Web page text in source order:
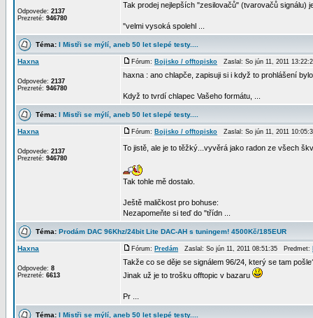
Odpovede: 2137
Prezreté: 946780
Tak prodej nejlepších "zesilovačů" (tvarovačů signálu)
"velmi vysoká spolehl ...
Téma: I Mistři se mýlí, aneb 50 let slepé testy....
Haxna
Odpovede: 2137
Prezreté: 946780
Fórum: Bojisko / offtopisko Zaslal: So jún 11, 2011
haxna : ano chlapče, zapisuji si i když to prohlášení
Když to tvrdí chlapec Vašeho formátu, ...
Téma: I Mistři se mýlí, aneb 50 let slepé testy....
Haxna
Odpovede: 2137
Prezreté: 946780
Fórum: Bojisko / offtopisko Zaslal: So jún 11, 2011
To jistě, ale je to těžký...vyvěrá jako radon ze všech
Tak tohle mě dostalo.
Ještě maličkost pro bohuse:
Nezapomeňte si teď do "třídn ...
Téma: Prodám DAC 96Khz/24bit Lite DAC-AH s tuningem! 4500Kč/185EUR
Haxna
Odpovede: 8
Prezreté: 6613
Fórum: Predám Zaslal: So jún 11, 2011 08:51:35 Predmet:
Takže co se děje se signálem 96/24, který se tam
Jinak už je to trošku offtopic v bazaru
Pr ...
Téma: I Mistři se mýlí, aneb 50 let slepé testy....